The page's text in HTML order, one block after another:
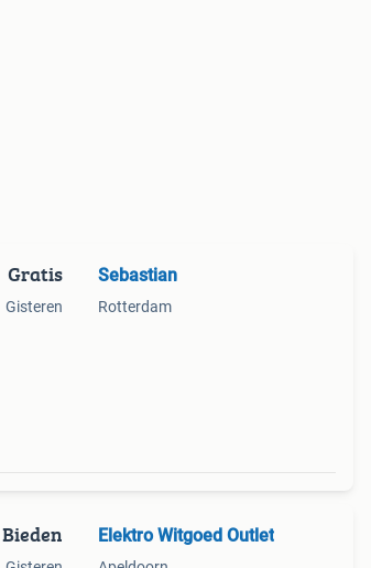
Gratis
Gisteren
Sebastian
Rotterdam
Bieden Elektro Witgoed Outlet